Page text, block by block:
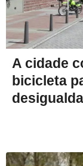
A cidade
bicicleta